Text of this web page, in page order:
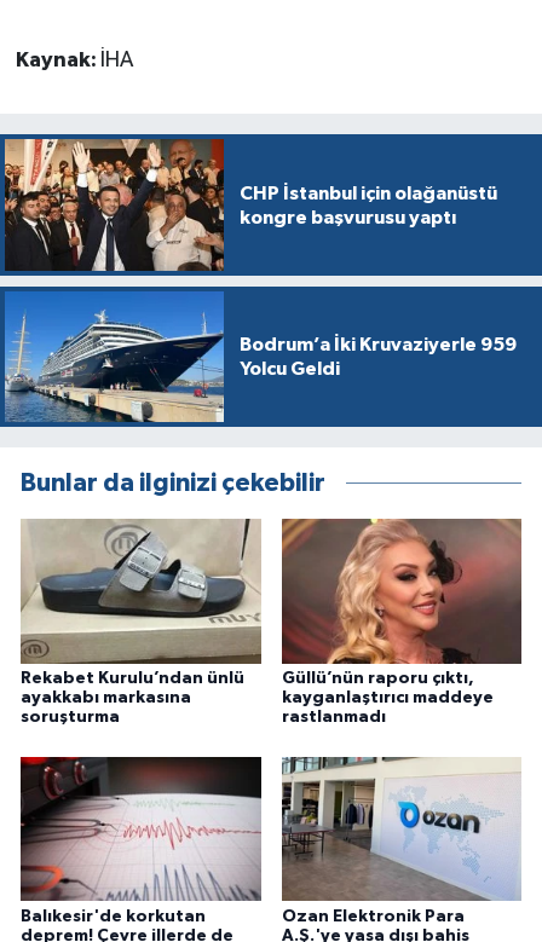
Kaynak: İHA
CHP İstanbul için olağanüstü
kongre başvurusu yaptı
Bodrum’a İki Kruvaziyerle 959
Yolcu Geldi
Bunlar da ilginizi çekebilir
Rekabet Kurulu’ndan ünlü
ayakkabı markasına
soruşturma
Güllü’nün raporu çıktı,
kayganlaştırıcı maddeye
rastlanmadı
Balıkesir'de korkutan
deprem! Çevre illerde de
Ozan Elektronik Para
A.Ş.'ye yasa dışı bahis